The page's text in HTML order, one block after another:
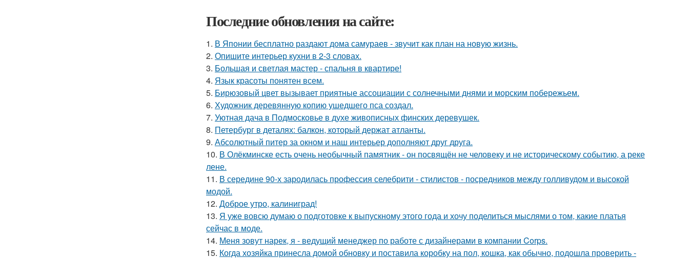
Последние обновления на сайте:
1. В Японии бесплатно раздают дома самураев - звучит как план на новую жизнь.
2. Опишите интерьер кухни в 2-3 словах.
3. Большая и светлая мастер - спальня в квартире!
4. Язык красоты понятен всем.
5. Бирюзовый цвет вызывает приятные ассоциации с солнечными днями и морским побережьем.
6. Художник деревянную копию ушедшего пса создал.
7. Уютная дача в Подмосковье в духе живописных финских деревушек.
8. Петербург в деталях: балкон, который держат атланты.
9. Абсолютный питер за окном и наш интерьер дополняют друг друга.
10. В Олёкминске есть очень необычный памятник - он посвящён не человеку и не историческому событию, а реке
лене.
11. В середине 90-х зародилась профессия селебрити - стилистов - посредников между голливудом и высокой
модой.
12. Доброе утро, калиниград!
13. Я уже вовсю думаю о подготовке к выпускному этого года и хочу поделиться мыслями о том, какие платья
сейчас в моде.
14. Меня зовут нарек, я - ведущий менеджер по работе с дизайнерами в компании Corps.
15. Когда хозяйка принесла домой обновку и поставила коробку на пол, кошка, как обычно, подошла проверить -